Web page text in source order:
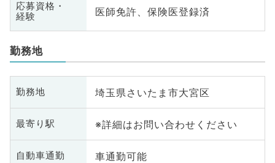
応募資格・
経験
医師免許、保険医登録済
勤務地
勤務地 埼玉県さいたま市大宮区
最寄り駅 ※詳細はお問い合わせください
自動車通勤 車通勤可能